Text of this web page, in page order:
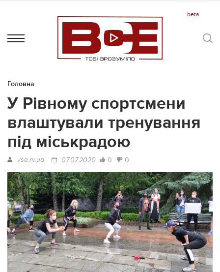
Головна
У Рівному спортсмени
влаштували тренування
під міськрадою
vse.rv.ua 07.07.2020 0 0